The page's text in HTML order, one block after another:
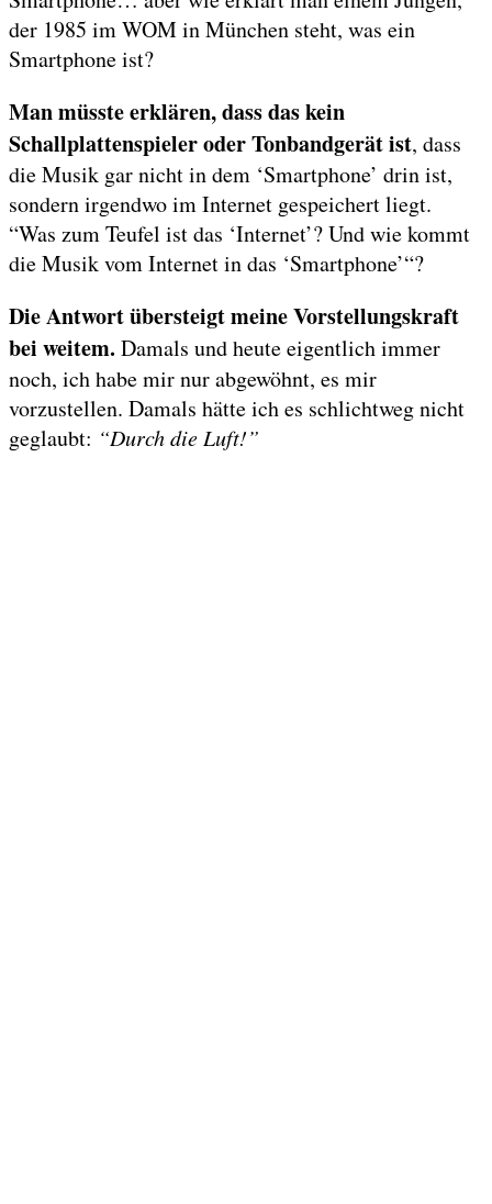
der 1985 im WOM in München steht, was ein
Smartphone ist?
Man müsste erklären, dass das kein
Schallplattenspieler oder Tonbandgerät ist, dass
die Musik gar nicht in dem ‘Smartphone’ drin ist,
sondern irgendwo im Internet gespeichert liegt.
“Was zum Teufel ist das ‘Internet’? Und wie kommt
die Musik vom Internet in das ‘Smartphone’“?
Die Antwort übersteigt meine Vorstellungskraft
bei weitem. Damals und heute eigentlich immer
noch, ich habe mir nur abgewöhnt, es mir
vorzustellen. Damals hätte ich es schlichtweg nicht
geglaubt: “Durch die Luft!”